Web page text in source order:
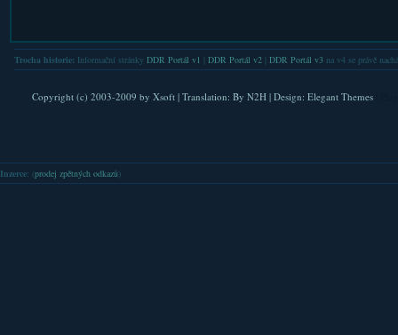
Trocha historie: Informační stránky DDR Portál v1 DDR Portál v2| DDR Portál v3na v4 se právě
Copyright (c) 2003-2009 by Xsoft| Translation: By N2H| Design: Elegant Themes
Inzerce: (prodej zpětných odkazů )